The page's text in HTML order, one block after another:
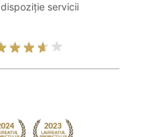
servicii